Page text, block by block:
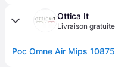
Ottica It
Livraison gratuite
Poc Omne Air Mips